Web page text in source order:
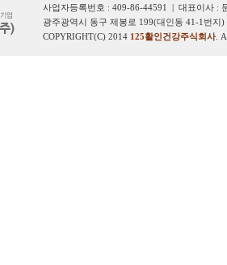
사업자등록번호 : 409-86-44591 | 대표이사 :
광주광역시 동구 제봉로 199(대인동 41-1번지
COPYRIGHT(C) 2014 125활인건강주식회사.